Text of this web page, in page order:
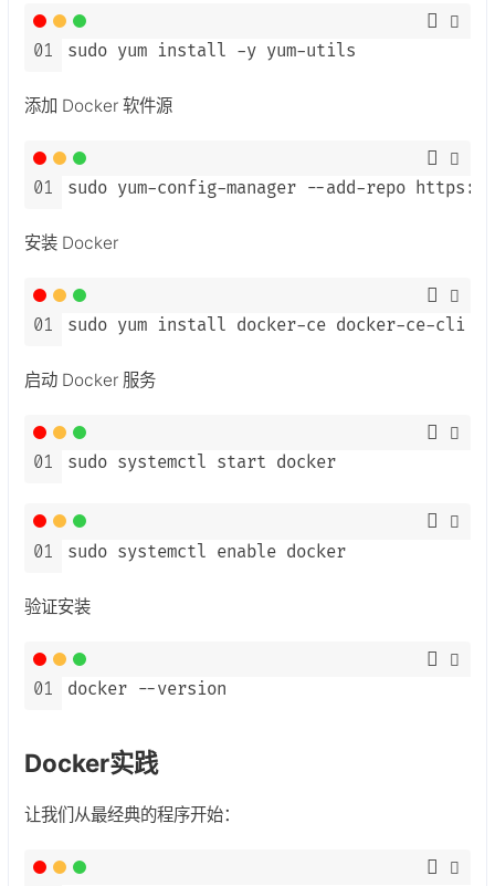
01 sudo yum install -y yum-utils
添加 Docker 软件源
01 sudo yum-config-manager --add-repo
安装 Docker
01 sudo yum install docker-ce docker-ce-cli
启动 Docker 服务
01 sudo systemctl start docker
01 sudo systemctl enable docker
验证安装
01 docker --version
Docker实践
让我们从最经典的程序开始：